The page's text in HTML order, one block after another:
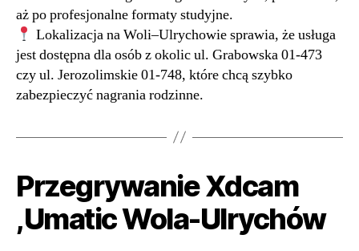
aż po profesjonalne formaty studyjne.
Lokalizacja na Woli–Ulrychowie sprawia, że usługa
jest dostępna dla osób z okolic ul. Grabowska 01-473
czy ul. Jerozolimskie 01-748, które chcą szybko
zabezpieczyć nagrania rodzinne.
Przegrywanie Xdcam
,Umatic Wola-Ulrychów